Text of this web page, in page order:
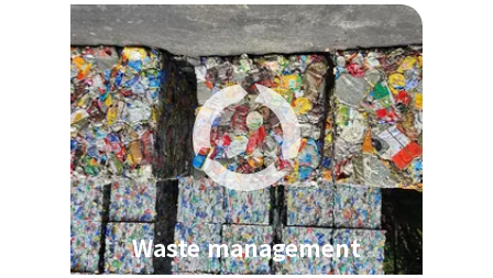
Waste management